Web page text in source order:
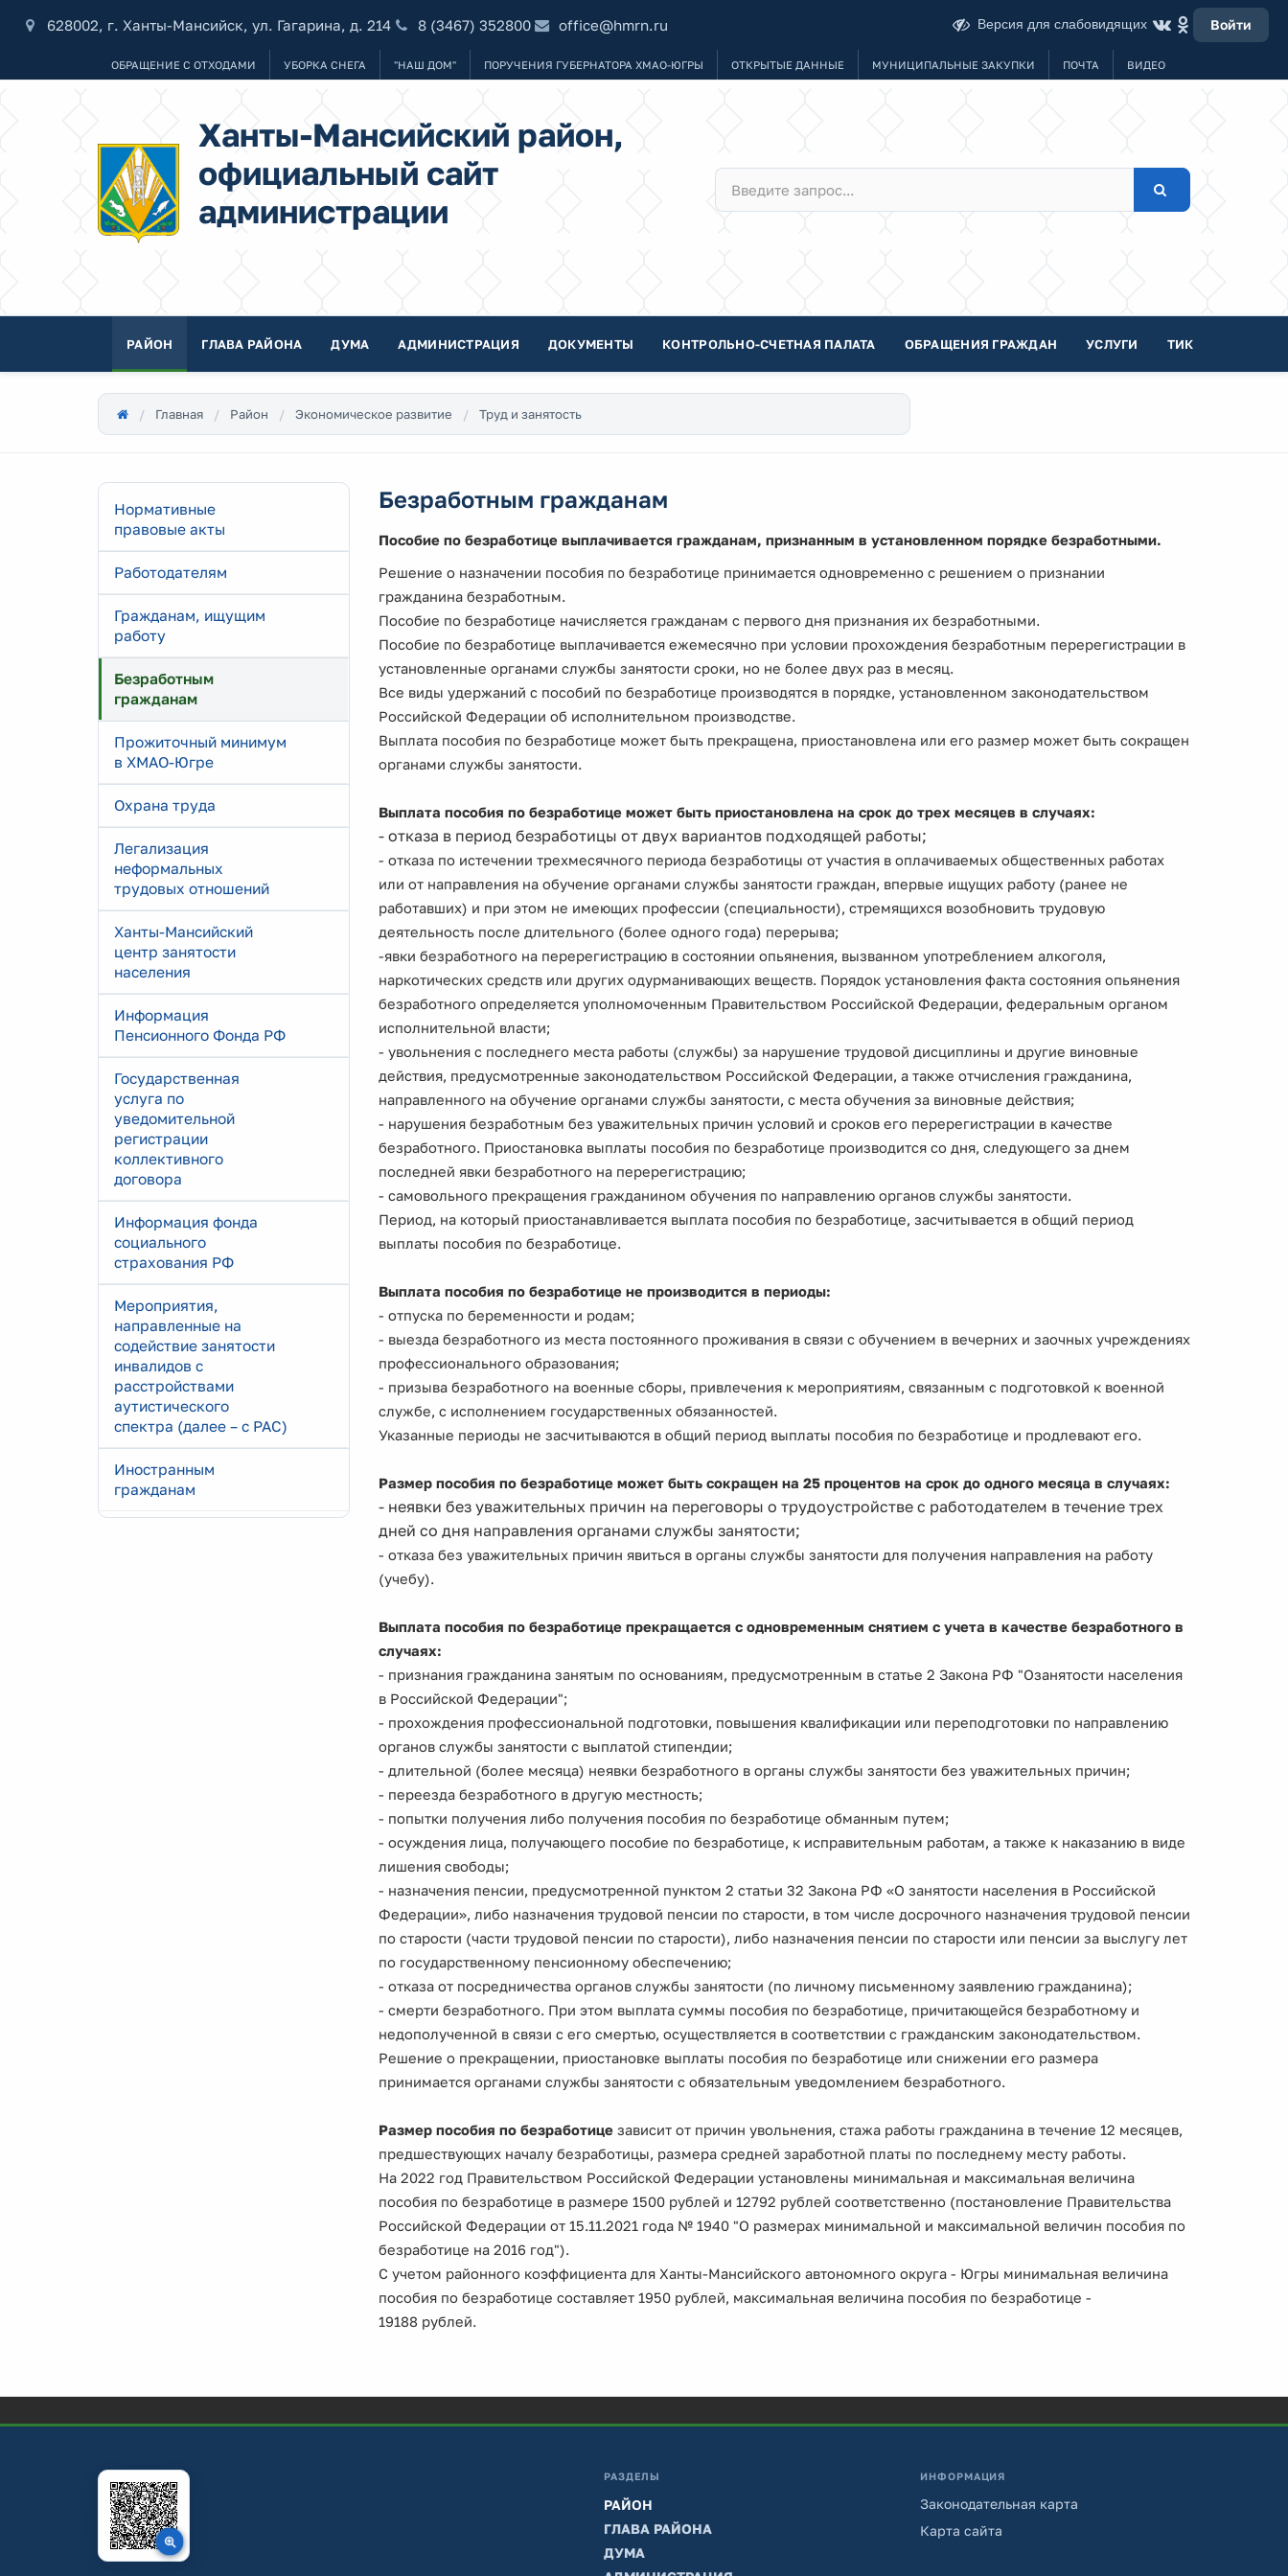
628002, г. Ханты-Мансийск, ул. Гагарина, д. 214 8 (3467) 352800 office@hmrn.ru Версия для слабовидящих Войти
ОБРАЩЕНИЕ С ОТХОДАМИ УБОРКА СНЕГА "НАШ ДОМ" ПОРУЧЕНИЯ ГУБЕРНАТОРА ХМАО-ЮГРЫ ОТКРЫТЫЕ ДАННЫЕ МУНИЦИПАЛЬНЫЕ ЗАКУПКИ ПОЧТА ВИДЕО
Ханты-Мансийский район,
официальный сайт
администрации
РАЙОН ГЛАВА РАЙОНА ДУМА АДМИНИСТРАЦИЯ ДОКУМЕНТЫ КОНТРОЛЬНО-СЧЕТНАЯ ПАЛАТА ОБРАЩЕНИЯ ГРАЖДАН УСЛУГИ ТИК
Главная Район Экономическое развитие Труд и занятость
Нормативные
правовые акты
Работодателям
Гражданам, ищущим
работу
Безработным
гражданам
Прожиточный минимум
в ХМАО-Югре
Охрана труда
Легализация
неформальных
трудовых отношений
Ханты-Мансийский
центр занятости
населения
Информация
Пенсионного Фонда РФ
Государственная
услуга по
уведомительной
регистрации
коллективного
договора
Информация фонда
социального
страхования РФ
Мероприятия,
направленные на
содействие занятости
инвалидов с
расстройствами
аутистического
спектра (далее – с РАС)
Иностранным
гражданам
Безработным гражданам
Пособие по безработице выплачивается гражданам, признанным в установленном порядке безработными.
Решение о назначении пособия по безработице принимается одновременно с решением о признании
гражданина безработным.
Пособие по безработице начисляется гражданам с первого дня признания их безработными.
Пособие по безработице выплачивается ежемесячно при условии прохождения безработным перерегистрации в
установленные органами службы занятости сроки, но не более двух раз в месяц.
Все виды удержаний с пособий по безработице производятся в порядке, установленном законодательством
Российской Федерации об исполнительном производстве.
Выплата пособия по безработице может быть прекращена, приостановлена или его размер может быть сокращен
органами службы занятости.
Выплата пособия по безработице может быть приостановлена на срок до трех месяцев в случаях:
- отказа в период безработицы от двух вариантов подходящей работы;
- отказа по истечении трехмесячного периода безработицы от участия в оплачиваемых общественных работах
или от направления на обучение органами службы занятости граждан, впервые ищущих работу (ранее не
работавших) и при этом не имеющих профессии (специальности), стремящихся возобновить трудовую
деятельность после длительного (более одного года) перерыва;
-явки безработного на перерегистрацию в состоянии опьянения, вызванном употреблением алкоголя,
наркотических средств или других одурманивающих веществ. Порядок установления факта состояния опьянения
безработного определяется уполномоченным Правительством Российской Федерации, федеральным органом
исполнительной власти;
- увольнения с последнего места работы (службы) за нарушение трудовой дисциплины и другие виновные
действия, предусмотренные законодательством Российской Федерации, а также отчисления гражданина,
направленного на обучение органами службы занятости, с места обучения за виновные действия;
- нарушения безработным без уважительных причин условий и сроков его перерегистрации в качестве
безработного. Приостановка выплаты пособия по безработице производится со дня, следующего за днем
последней явки безработного на перерегистрацию;
- самовольного прекращения гражданином обучения по направлению органов службы занятости.
Период, на который приостанавливается выплата пособия по безработице, засчитывается в общий период
выплаты пособия по безработице.
Выплата пособия по безработице не производится в периоды:
- отпуска по беременности и родам;
- выезда безработного из места постоянного проживания в связи с обучением в вечерних и заочных учреждениях
профессионального образования;
- призыва безработного на военные сборы, привлечения к мероприятиям, связанным с подготовкой к военной
службе, с исполнением государственных обязанностей.
Указанные периоды не засчитываются в общий период выплаты пособия по безработице и продлевают его.
Размер пособия по безработице может быть сокращен на 25 процентов на срок до одного месяца в случаях:
- неявки без уважительных причин на переговоры о трудоустройстве с работодателем в течение трех
дней со дня направления органами службы занятости;
- отказа без уважительных причин явиться в органы службы занятости для получения направления на работу
(учебу).
Выплата пособия по безработице прекращается с одновременным снятием с учета в качестве безработного в
случаях:
- признания гражданина занятым по основаниям, предусмотренным в статье 2 Закона РФ "Озанятости населения
в Российской Федерации";
- прохождения профессиональной подготовки, повышения квалификации или переподготовки по направлению
органов службы занятости с выплатой стипендии;
- длительной (более месяца) неявки безработного в органы службы занятости без уважительных причин;
- переезда безработного в другую местность;
- попытки получения либо получения пособия по безработице обманным путем;
- осуждения лица, получающего пособие по безработице, к исправительным работам, а также к наказанию в виде
лишения свободы;
- назначения пенсии, предусмотренной пунктом 2 статьи 32 Закона РФ «О занятости населения в Российской
Федерации», либо назначения трудовой пенсии по старости, в том числе досрочного назначения трудовой пенсии
по старости (части трудовой пенсии по старости), либо назначения пенсии по старости или пенсии за выслугу лет
по государственному пенсионному обеспечению;
- отказа от посредничества органов службы занятости (по личному письменному заявлению гражданина);
- смерти безработного. При этом выплата суммы пособия по безработице, причитающейся безработному и
недополученной в связи с его смертью, осуществляется в соответствии с гражданским законодательством.
Решение о прекращении, приостановке выплаты пособия по безработице или снижении его размера
принимается органами службы занятости с обязательным уведомлением безработного.
Размер пособия по безработице зависит от причин увольнения, стажа работы гражданина в течение 12 месяцев,
предшествующих началу безработицы, размера средней заработной платы по последнему месту работы.
На 2022 год Правительством Российской Федерации установлены минимальная и максимальная величина
пособия по безработице в размере 1500 рублей и 12792 рублей соответственно (постановление Правительства
Российской Федерации от 15.11.2021 года № 1940 "О размерах минимальной и максимальной величин пособия по
безработице на 2016 год").
С учетом районного коэффициента для Ханты-Мансийского автономного округа - Югры минимальная величина
пособия по безработице составляет 1950 рублей, максимальная величина пособия по безработице -
19188 рублей.
РАЗДЕЛЫ
РАЙОН
ГЛАВА РАЙОНА
ДУМА
ИНФОРМАЦИЯ
Законодательная карта
Карта сайта